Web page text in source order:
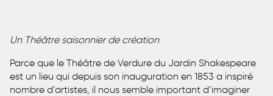
Un Théâtre saisonnier de création
Parce que le Théâtre de Verdure du Jardin Shakespeare
est un lieu qui depuis son inauguration en 1853 a inspiré
nombre d’artistes, il nous semble important d’imaginer